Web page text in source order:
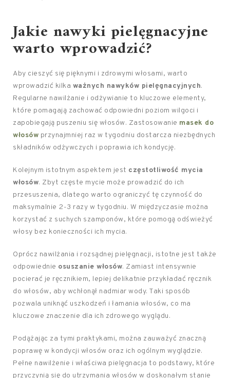
Jakie nawyki pielęgnacyjne
warto wprowadzić?
Aby cieszyć się pięknymi i zdrowymi włosami, warto
wprowadzić kilka ważnych nawyków pielęgnacyjnych.
Regularne nawilżanie i odżywianie to kluczowe elementy,
które pomagają zachować odpowiedni poziom wilgoci i
zapobiegają puszeniu się włosów. Zastosowanie masek do
włosów przynajmniej raz w tygodniu dostarcza niezbędnych
składników odżywczych i poprawia ich kondycję.
Kolejnym istotnym aspektem jest częstotliwość mycia
włosów. Zbyt częste mycie może prowadzić do ich
przesuszenia, dlatego warto ograniczyć tę czynność do
maksymalnie 2-3 razy w tygodniu. W międzyczasie można
korzystać z suchych szamponów, które pomogą odświeżyć
włosy bez konieczności ich mycia.
Oprócz nawilżania i rozsądnej pielęgnacji, istotne jest także
odpowiednie osuszanie włosów. Zamiast intensywnie
pocierać je ręcznikiem, lepiej delikatnie przykładać ręcznik
do włosów, aby wchłonął nadmiar wody. Taki sposób
pozwala uniknąć uszkodzeń i łamania włosów, co ma
kluczowe znaczenie dla ich zdrowego wyglądu.
Podążając za tymi praktykami, można zauważyć znaczną
poprawę w kondycji włosów oraz ich ogólnym wyglądzie.
Pełne nawilżenie i właściwa pielęgnacja to podstawy, które
przyczynią się do utrzymania włosów w doskonałym stanie